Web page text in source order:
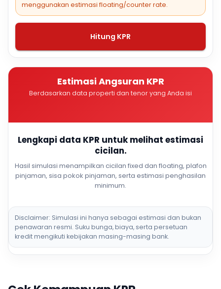
menggunakan estimasi floating/counter rate.
Hitung KPR
Estimasi Angsuran KPR
Berdasarkan data properti dan tenor yang Anda isi
Lengkapi data KPR untuk melihat estimasi
cicilan.
Hasil simulasi menampilkan cicilan fixed dan floating, plafon
pinjaman, sisa pokok pinjaman, serta estimasi penghasilan
minimum.
Disclaimer: Simulasi ini hanya sebagai estimasi dan bukan
penawaran resmi. Suku bunga, biaya, serta persetuan
kredit mengikuti kebijakan masing-masing bank.